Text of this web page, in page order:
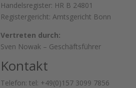
Handelsregister: HR B 24801
Registergericht: Amtsgericht Bonn
Vertreten durch:
Sven Nowak – Geschäftsführer
Kontakt
Telefon: tel: +49(0)157 3099 7856